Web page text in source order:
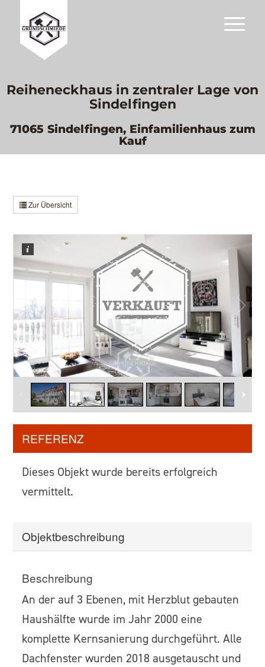
Reiheneckhaus in zentraler Lage von
Sindelfingen
71065 Sindelfingen, Einfamilienhaus zum
Kauf
Zur Übersicht
18
REFERENZ
Dieses Objekt wurde bereits erfolgreich
vermittelt.
Objekt­beschreibung
Beschreibung
An der auf 3 Ebenen, mit Herzblut gebauten
Haushälfte wurde im Jahr 2000 eine
komplette Kernsanierung durchgeführt. Alle
Dachfenster wurden 2018 ausgetauscht und